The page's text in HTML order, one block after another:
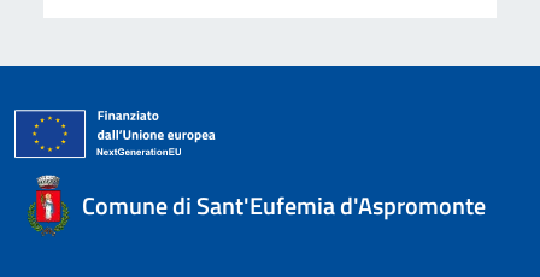
Comune di Sant'Eufemia d'Aspromonte